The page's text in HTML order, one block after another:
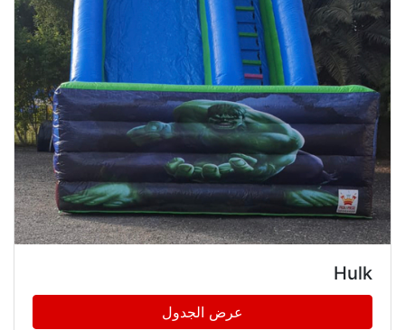
Hulk
عرض الجدول